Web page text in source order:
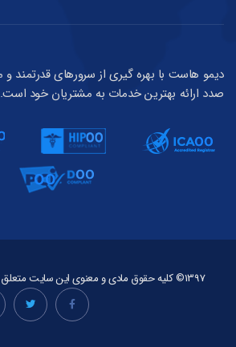
صدد ارائه بهترین خدمات به مشتریان خود است.
1397© کلیه حقوق مادی و معنوی این سایت متعلق به